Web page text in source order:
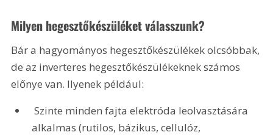
Milyen hegesztőkészüléket válasszunk?
Bár a hagyományos hegesztőkészülékek olcsóbbak,
de az inverteres hegesztőkészülékeknek számos
előnye van. Ilyenek például:
Szinte minden fajta elektróda leolvasz­tására
alkalmas (rutilos, bázikus, cellulóz,